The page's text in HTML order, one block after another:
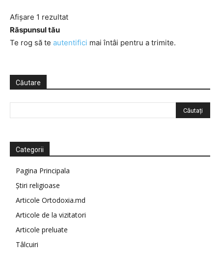
Afișare 1 rezultat
Răspunsul tău
Te rog să te autentifici mai întâi pentru a trimite.
Căutare
Categorii
Pagina Principala
Știri religioase
Articole Ortodoxia.md
Articole de la vizitatori
Articole preluate
Tâlcuiri